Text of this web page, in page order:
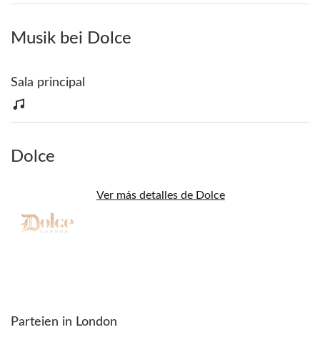
Musik bei Dolce
Sala principal
Dolce
Ver más detalles de Dolce
Parteien in London